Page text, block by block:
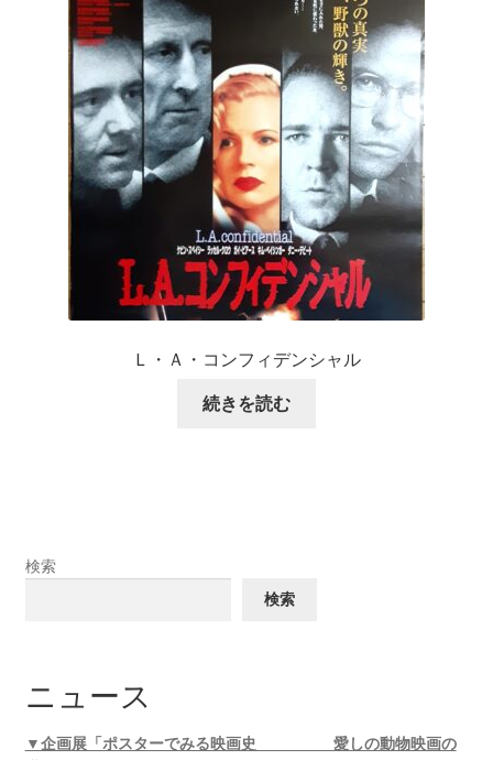
Ｌ・Ａ・コンフィデンシャル
続きを読む
検索
検索
ニュース
▼企画展「ポスターでみる映画史 愛しの動物映画の